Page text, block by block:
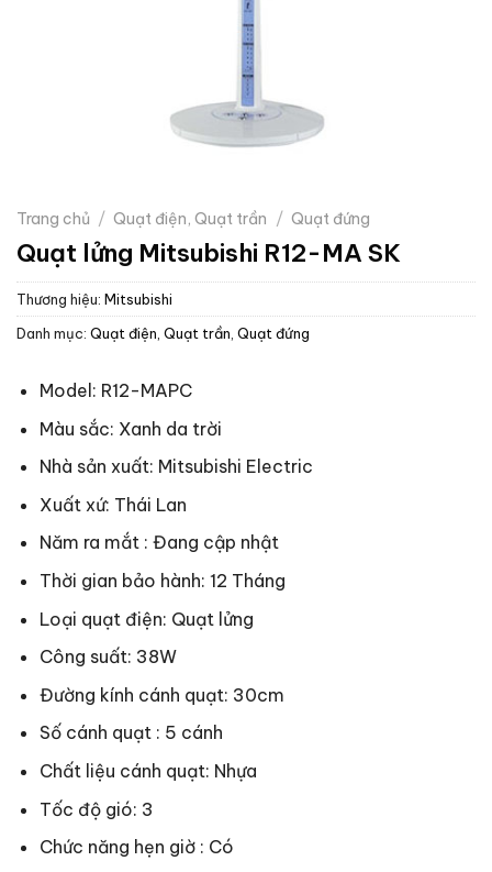
Trang chủ / Quạt điện, Quạt trần / Quạt đứng
Quạt lửng Mitsubishi R12-MA SK
Thương hiệu: Mitsubishi
Danh mục: Quạt điện, Quạt trần Quạt đứng
Model: R12-MAPC
Màu sắc: Xanh da trời
Nhà sản xuất: Mitsubishi Electric
Xuất xứ: Thái Lan
Năm ra mắt : Đang cập nhật
Thời gian bảo hành: 12 Tháng
Loại quạt điện: Quạt lửng
Công suất: 38W
Đường kính cánh quạt: 30cm
Số cánh quạt : 5 cánh
Chất liệu cánh quạt: Nhựa
Tốc độ gió: 3
Chức năng hẹn giờ : Có